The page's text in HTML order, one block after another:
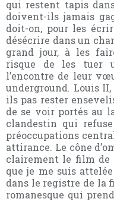
qui restent tapis
doivent-ils jamais
doit-on, pour les
désécrire dans un
grand jour, à les
risque de les tuer
l’encontre de leur
underground. Louis
ils pas rester
de se voir portés au
clandestin qui
préoccupations
attirance. Le cône
clairement le film de
que je me suis
dans le registre de la
romanesque qui